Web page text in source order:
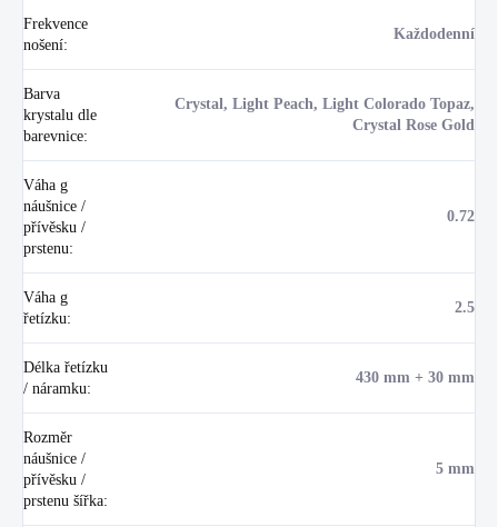
Frekvence
nošení:
Každodenní
Barva
krystalu dle
barevnice:
Crystal, Light Peach, Light Colorado Topaz,
Crystal Rose Gold
Váha g
náušnice /
přívěsku /
prstenu:
0.72
Váha g
řetízku:
2.5
Délka řetízku
/ náramku:
430 mm + 30 mm
Rozměr
náušnice /
přívěsku /
prstenu šířka:
5 mm